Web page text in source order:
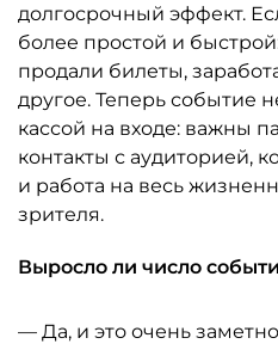
долгосрочный эффект.
более простой и
продали билеты,
другое. Теперь событие
кассой на входе: важны
контакты с аудиторией,
и работа на весь
зрителя.
Выросло ли число
— Да, и это очень